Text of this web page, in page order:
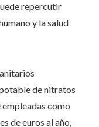
repercutir
y la salud
de nitratos
como
de euros al año,